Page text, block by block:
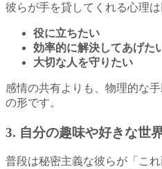
彼らが手を貸してくれる心理は
役に立ちたい
効率的に解決してあげた
大切な人を守りたい
感情の共有よりも、物理的な
の形です。
3. 自分の趣味や好きな世
普段は秘密主義な彼らが「こ